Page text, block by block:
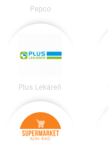
Pepco
Plus Lekáreň